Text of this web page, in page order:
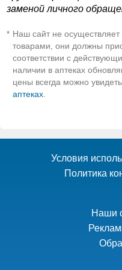
заменой личного
* Наш сайт не
товарами, они должны
соответствии с
наличии в аптеках
цены всегда можно
аптеках
Условия
Политика
Наши